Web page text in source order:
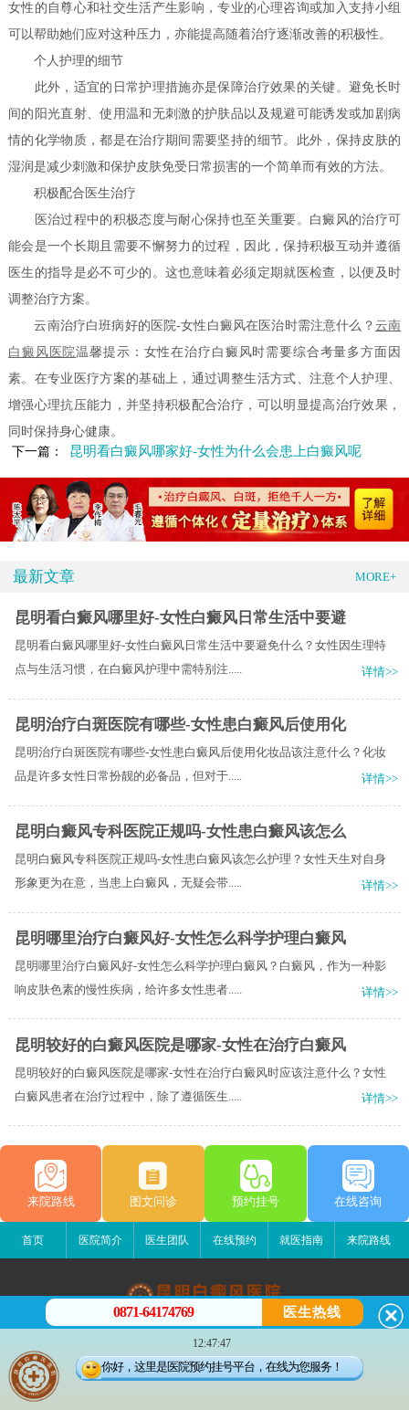
女性的自尊心和社交生活产生影响，专业的心理咨询或加入支持小组
可以帮助她们应对这种压力，亦能提高随着治疗逐渐改善的积极性。
个人护理的细节
此外，适宜的日常护理措施亦是保障治疗效果的关键。避免长时
间的阳光直射、使用温和无刺激的护肤品以及规避可能诱发或加剧病
情的化学物质，都是在治疗期间需要坚持的细节。此外，保持皮肤的
湿润是减少刺激和保护皮肤免受日常损害的一个简单而有效的方法。
积极配合医生治疗
医治过程中的积极态度与耐心保持也至关重要。白癜风的治疗可
能会是一个长期且需要不懈努力的过程，因此，保持积极互动并遵循
医生的指导是必不可少的。这也意味着必须定期就医检查，以便及时
调整治疗方案。
云南治疗白班病好的医院-女性白癜风在医治时需注意什么？ 云南
白癜风医院温馨提示：女性在治疗白癜风时需要综合考量多方面因
素。在专业医疗方案的基础上，通过调整生活方式、注意个人护理、
增强心理抗压能力，并坚持积极配合治疗，可以明显提高治疗效果，
同时保持身心健康。
下一篇：
昆明看白癜风哪家好-女性为什么会患上白癜风呢
最新文章 MORE+
昆明看白癜风哪里好-女性白癜风日常生活中要避
昆明看白癜风哪里好-女性白癜风日常生活中要避免什么？女性因生理特
点与生活习惯，在白癜风护理中需特别注.....
详情>>
昆明治疗白斑医院有哪些-女性患白癜风后使用化
昆明治疗白斑医院有哪些-女性患白癜风后使用化妆品该注意什么？化妆
品是许多女性日常扮靓的必备品，但对于.....
详情>>
昆明白癜风专科医院正规吗-女性患白癜风该怎么
昆明白癜风专科医院正规吗-女性患白癜风该怎么护理？女性天生对自身
形象更为在意，当患上白癜风，无疑会带.....
详情>>
昆明哪里治疗白癜风好-女性怎么科学护理白癜风
昆明哪里治疗白癜风好-女性怎么科学护理白癜风？白癜风，作为一种影
响皮肤色素的慢性疾病，给许多女性患者.....
详情>>
昆明较好的白癜风医院是哪家-女性在治疗白癜风
昆明较好的白癜风医院是哪家-女性在治疗白癜风时应该注意什么？女性
白癜风患者在治疗过程中，除了遵循医生.....
详情>>
来院路线 图文问诊 预约挂号 在线咨询
首页 医院简介 医生团队 在线预约 就医指南 来院路线
昆明白癜风医院
昆明市五华区护国路2号
版权所有：昆明白癜风医院
0871-64174769 医生热线
12:47:47
你好，这里是医院预约挂号平台，在线为您服务！